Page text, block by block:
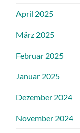
April 2025
März 2025
Februar 2025
Januar 2025
Dezember 2024
November 2024